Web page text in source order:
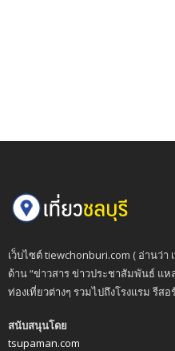
เว็บไซต์ tiewchonburi.com ( อ่านว่า
ด้าน “ข่าวสาร ข่าวประชาสัมพันธ์ แ
ท่องเที่ยวต่างๆ รวมไปถึงโรงแรม รีส
สนับสนุนโดย
tsupaman.com